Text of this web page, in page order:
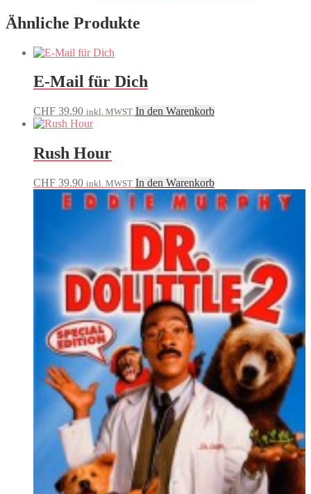
Ähnliche Produkte
E-Mail für Dich
CHF 39.90 inkl. MWST In den Warenkorb
Rush Hour
CHF 39.90 inkl. MWST In den Warenkorb